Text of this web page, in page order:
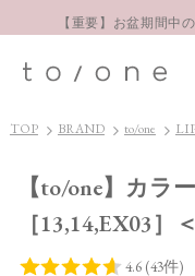
【重要】お盆期間中
LINE お友達登
【重要】お盆期間中
LINE お友達登
TOP BRAND to/one
【to/one】カラ
［13,14,EX03］